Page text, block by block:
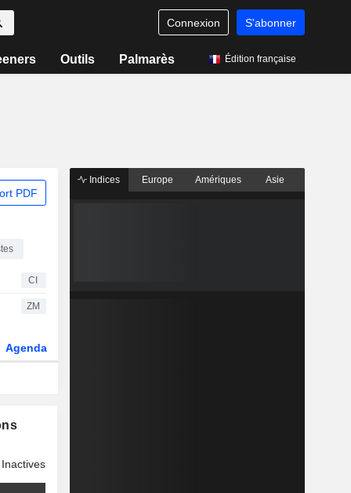
Connexion S'abonner
Outils Palmarès Édition française
PDF
CI
ZM
Agenda
Inactives
Indices Europe Amériques Asie